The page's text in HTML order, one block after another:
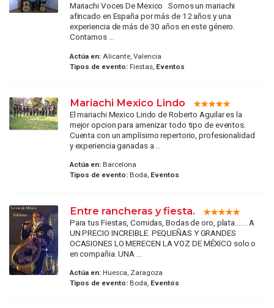
Mariachi Voces De Mexico Somos un mariachi
afincado en España por más de 12 años y una
experiencia de más de 30 años en este género.
Contamos ...
Actúa en:Alicante, Valencia
Tipos de evento:Fiestas, Eventos
Mariachi Mexico Lindo
El mariachi Mexico Lindo de Roberto Aguilar es la
mejor opcion para amenizar todo tipo de eventos.
Cuenta con un amplísimo repertorio, profesionalidad
y experiencia ganadas a ...
Actúa en:Barcelona
Tipos de evento:Boda, Eventos
Entre rancheras y fiesta.
Para tus Fiestas, Comidas, Bodas de oro, plata....... A
UN PRECIO INCREIBLE. PEQUEÑAS Y GRANDES
OCASIONES LO MERECEN LA VOZ DE MÉXICO solo o
en compañia. UNA ...
Actúa en:Huesca, Zaragoza
Tipos de evento:Boda, Eventos